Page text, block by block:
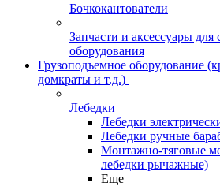
Бочкокантователи
Запчасти и аксессуары для
оборудования
Грузоподъемное оборудование
домкраты и т.д.)
Лебедки
Лебедки
Лебедки ручные
Монтажно-тяговые
лебедки рычажные)
Еще